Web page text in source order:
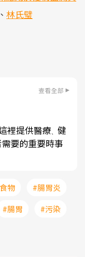
、 林氏璧
查看全部
裡提供醫療、 健
要的重要時事
物
#腸胃炎
#腸胃 #污染